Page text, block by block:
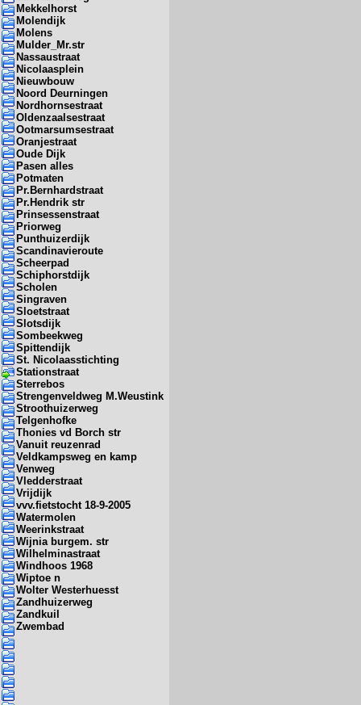
Mekkelhorst
Molendijk
Molens
Mulder_Mr.str
Nassaustraat
Nicolaasplein
Nieuwbouw
Noord Deurningen
Nordhornsestraat
Oldenzaalsestraat
Ootmarsumsestraat
Oranjestraat
Oude Dijk
Pasen alles
Potmaten
Pr.Bernhardstraat
Pr.Hendrik str
Prinsessenstraat
Priorweg
Punthuizerdijk
Scandinavieroute
Scheerpad
Schiphorstdijk
Scholen
Singraven
Sloetstraat
Slotsdijk
Sombeekweg
Spittendijk
St. Nicolaasstichting
Stationstraat
Sterrebos
Strengenveldweg M.Weustink
Stroothuizerweg
Telgenhofke
Thonies vd Borch str
Vanuit reuzenrad
Veldkampsweg en kamp
Venweg
Vledderstraat
Vrijdijk
vvv.fietstocht 18-9-2005
Watermolen
Weerinkstraat
Wijnia burgem. str
Wilhelminastraat
Windhoos 1968
Wiptoe n
Wolter Westerhuesst
Zandhuizerweg
Zandkuil
Zwembad